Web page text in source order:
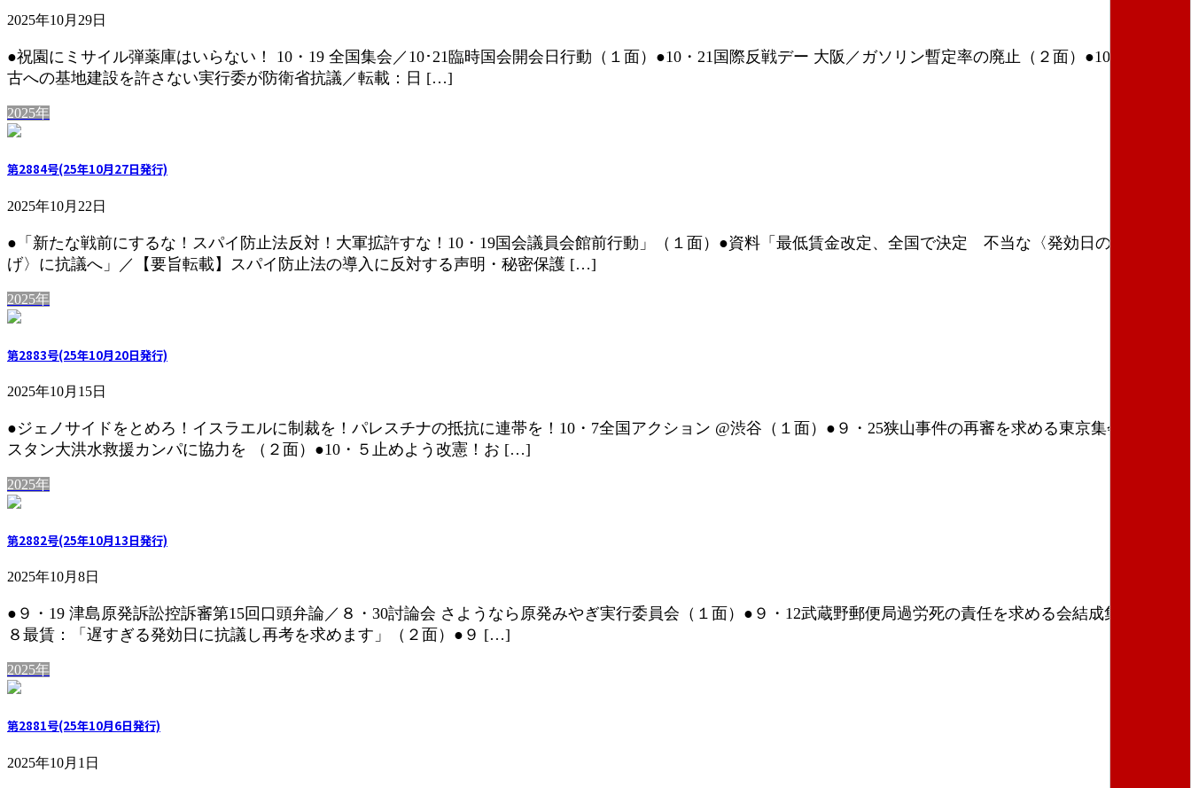
2025年10月29日
●祝園にミサイル弾薬庫はいらない！ 10・19 全国集会／10･21臨時国会開会日行動（１面）●10・21国際反戦デー 大阪／ガソリン暫定率の廃止（２面）●10・６辺野
古への基地建設を許さない実行委が防衛省抗議／転載：日 […]
2025年
第2884号(25年10月27日発行)
2025年10月22日
●「新たな戦前にするな！スパイ防止法反対！大軍拡許すな！10・19国会議員会館前行動」（１面）●資料「最低賃金改定、全国で決定 不当な〈発効日の繰り下
げ〉に抗議へ」／【要旨転載】スパイ防止法の導入に反対する声明・秘密保護 […]
2025年
第2883号(25年10月20日発行)
2025年10月15日
●ジェノサイドをとめろ！イスラエルに制裁を！パレスチナの抵抗に連帯を！10・7全国アクション @渋谷（１面）●９・25狭山事件の再審を求める東京集会／パキ
スタン大洪水救援カンパに協力を （２面）●10・５止めよう改憲！お […]
2025年
第2882号(25年10月13日発行)
2025年10月8日
●９・19 津島原発訴訟控訴審第15回口頭弁論／８・30討論会 さようなら原発みやぎ実行委員会（１面）●９・12武蔵野郵便局過労死の責任を求める会結成集会／９・
８最賃：「遅すぎる発効日に抗議し再考を求めます」（２面）●９ […]
2025年
第2881号(25年10月6日発行)
2025年10月1日